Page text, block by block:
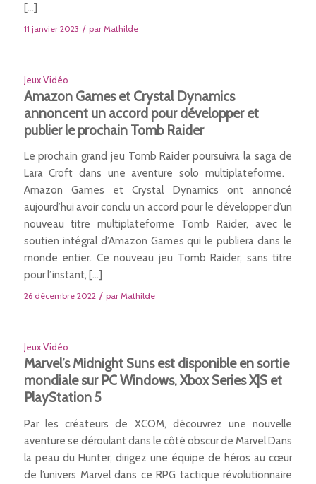
[…]
11 janvier 2023 / par Mathilde
Jeux Vidéo
Amazon Games et Crystal Dynamics
annoncent un accord pour développer et
publier le prochain Tomb Raider
Le prochain grand jeu Tomb Raider poursuivra la saga de
Lara Croft dans une aventure solo multiplateforme.
Amazon Games et Crystal Dynamics ont annoncé
aujourd’hui avoir conclu un accord pour le développer d’un
nouveau titre multiplateforme Tomb Raider, avec le
soutien intégral d’Amazon Games qui le publiera dans le
monde entier. Ce nouveau jeu Tomb Raider, sans titre
pour l’instant, […]
26 décembre 2022 / par Mathilde
Jeux Vidéo
Marvel’s Midnight Suns est disponible en sortie
mondiale sur PC Windows, Xbox Series X|S et
PlayStation 5
Par les créateurs de XCOM, découvrez une nouvelle
aventure se déroulant dans le côté obscur de Marvel Dans
la peau du Hunter, dirigez une équipe de héros au cœur
de l’univers Marvel dans ce RPG tactique révolutionnaire